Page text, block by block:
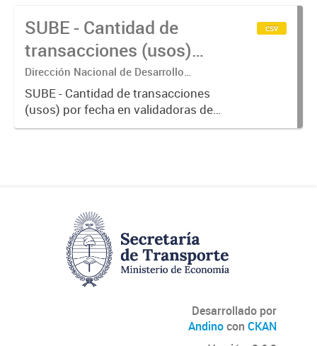
SUBE - Cantidad de
transacciones (usos)
por fecha
Dirección Nacional de Desarrollo
Tecnológico - Ministerio de Transporte.
SUBE - Cantidad de transacciones
(usos) por fecha en validadoras de
la red SUBE.
csv
Desarrollado por
Andinocon CKAN